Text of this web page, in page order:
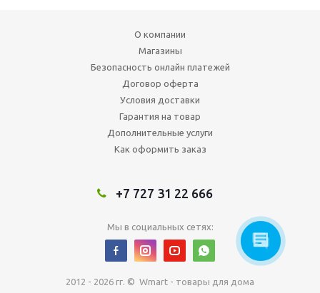
О компании
Магазины
Безопасность онлайн платежей
Договор оферта
Условия доставки
Гарантия на товар
Дополнительные услуги
Как оформить заказ
+7 727 31 22 666
Мы в социальных сетях:
2012 - 2026 гг. © Wmart - товары для дома